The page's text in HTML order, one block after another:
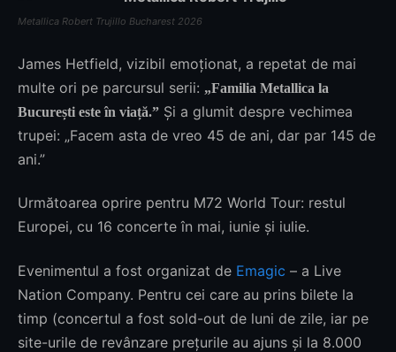
Metallica Robert Trujillo Bucharest 2026
James Hetfield, vizibil emoționat, a repetat de mai
multe ori pe parcursul serii: „Familia Metallica la
București este în viață.” Și a glumit despre vechimea
trupei: „Facem asta de vreo 45 de ani, dar par 145 de
ani.”
Următoarea oprire pentru M72 World Tour: restul
Europei, cu 16 concerte în mai, iunie și iulie.
Evenimentul a fost organizat de Emagic – a Live
Nation Company. Pentru cei care au prins bilete la
timp (concertul a fost sold-out de luni de zile, iar pe
site-urile de revânzare prețurile au ajuns și la 8.000